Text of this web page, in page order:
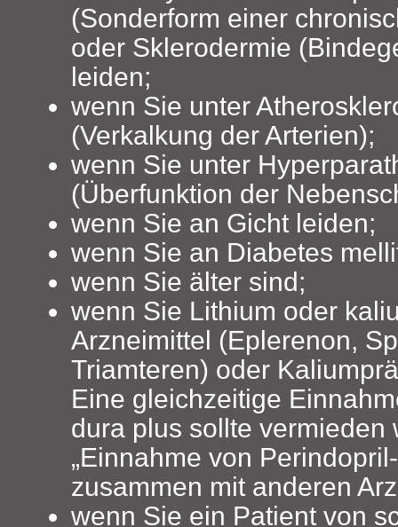
(Sonderform einer
oder Sklerodermie
leiden;
wenn Sie unter
(Verkalkung der Arterien);
wenn Sie unter
(Überfunktion der
wenn Sie an Gicht leiden;
wenn Sie an Diabetes
wenn Sie älter sind;
wenn Sie Lithium oder
Arzneimittel (Eplerenon,
Triamteren) oder
Eine gleichzeitige
dura plus sollte vermieden
„Einnahme von
zusammen mit anderen
wenn Sie ein Patient von